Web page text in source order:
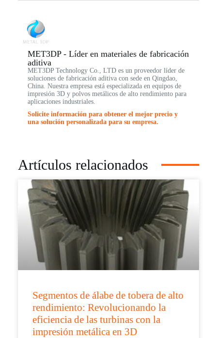
MET3DP - Líder en materiales de fabricación
aditiva
MET3DP Technology Co., LTD es un proveedor líder de
soluciones de fabricación aditiva con sede en Qingdao,
China. Nuestra empresa está especializada en equipos de
impresión 3D y polvos metálicos de alto rendimiento para
aplicaciones industriales.
Solicite información para obtener el mejor precio y
una solución personalizada para su empresa.
Artículos relacionados
Segmentos de álabe de tobera de alto
rendimiento: Revolucionando la
eficiencia de las turbinas con la
impresión metálica en 3D